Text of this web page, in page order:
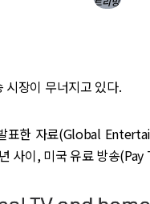
시장이 무너지고 있다.
표한 자료(Global
사이, 미국 유료 방송